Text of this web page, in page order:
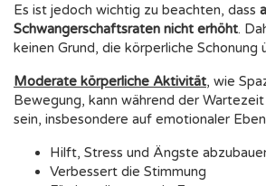
Es ist jedoch wichtig zu beachten, dass
Schwangerschaftsraten nicht erhöht.
keinen Grund, die körperliche
Moderate körperliche Aktivität, wie
Bewegung, kann während der
sein, insbesondere auf emotionaler
Hilft, Stress und Ängste
Verbessert die Stimmung